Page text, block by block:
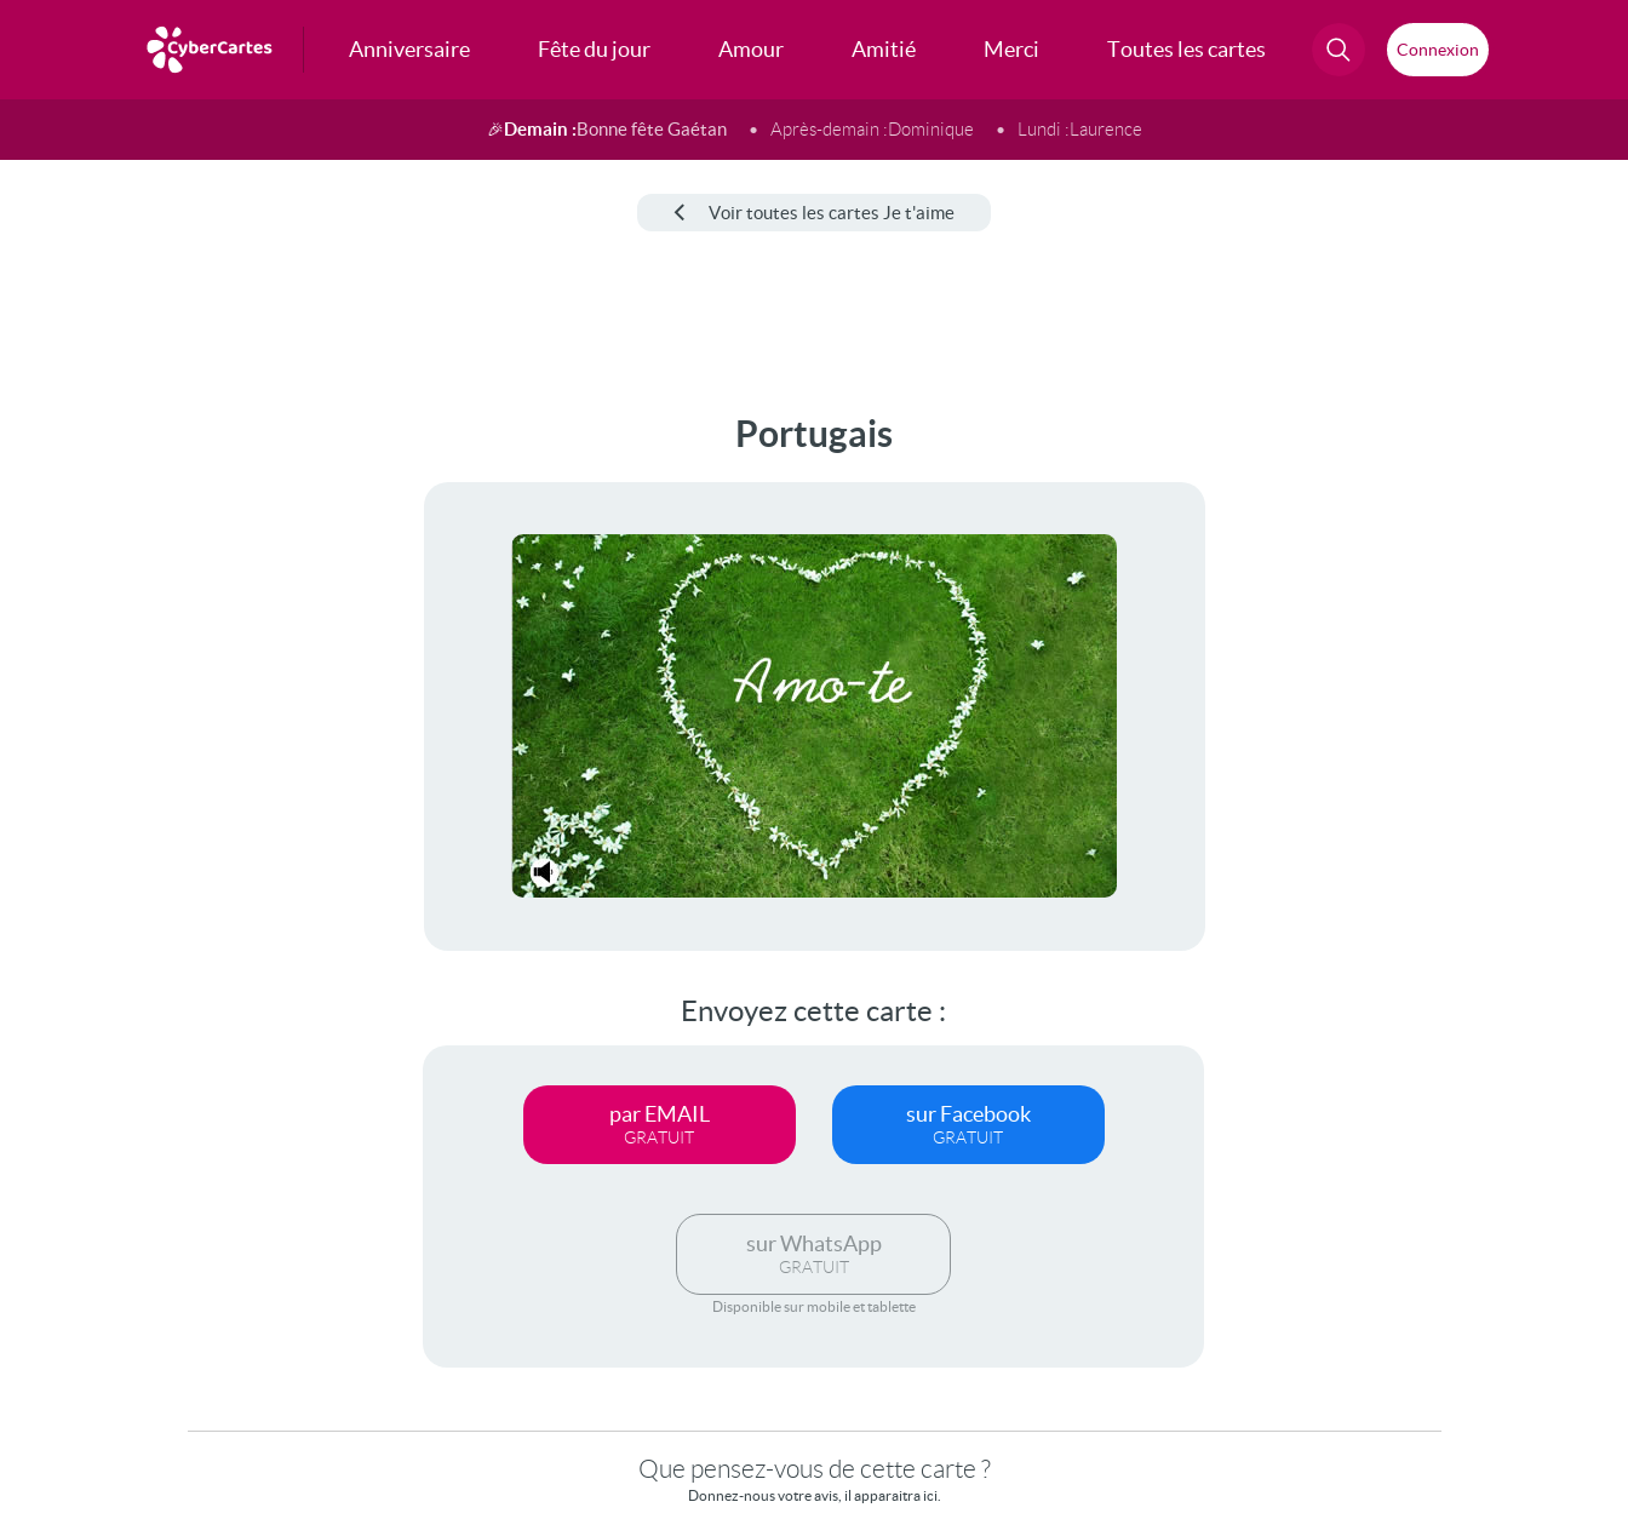
Anniversaire Fête du jour Amour Amitié Merci Toutes les cartes Connexion
🎉Demain :Bonne fête Gaétan Après-demain :Dominique Lundi :Laurence
Voir toutes les cartes Je t'aime
Portugais
Envoyez cette carte :
par EMAIL
GRATUIT
sur Facebook
GRATUIT
sur WhatsApp
GRATUIT
Disponible sur mobile et tablette
Que pensez-vous de cette carte ?
Donnez-nous votre avis, il apparaitra ici.